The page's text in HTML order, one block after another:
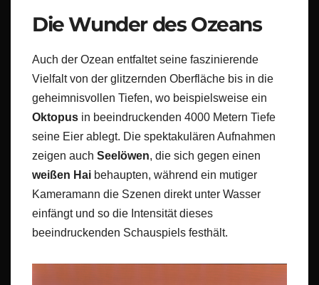
Die Wunder des Ozeans
Auch der Ozean entfaltet seine faszinierende
Vielfalt von der glitzernden Oberfläche bis in die
geheimnisvollen Tiefen, wo beispielsweise ein
Oktopus in beeindruckenden 4000 Metern Tiefe
seine Eier ablegt. Die spektakulären Aufnahmen
zeigen auch Seelöwen, die sich gegen einen
weißen Hai behaupten, während ein mutiger
Kameramann die Szenen direkt unter Wasser
einfängt und so die Intensität dieses
beeindruckenden Schauspiels festhält.